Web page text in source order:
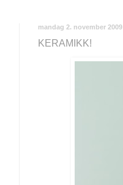
mandag 2. november 2009
KERAMIKK!